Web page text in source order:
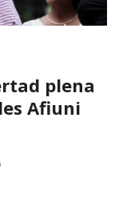
plena
Afiuni